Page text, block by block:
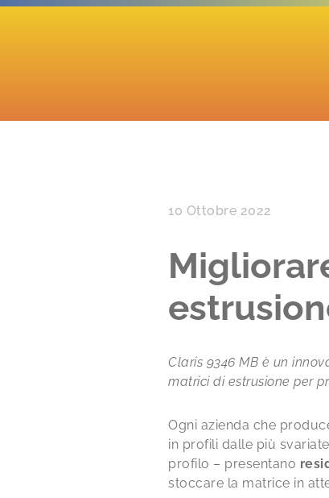
10 Ottobre 2022
Claris 9346 MB è un
matrici di estrusione per
Ogni azienda che
in profili dalle più
profilo – presentano
stoccare la matrice in